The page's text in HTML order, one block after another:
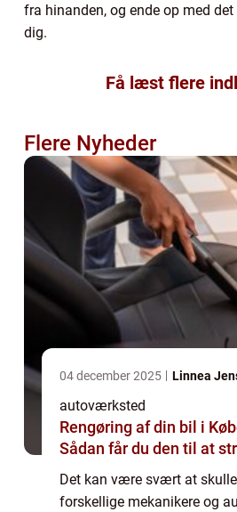
fra hinanden, og ende op med
dig.
Få læst flere
Flere Nyheder
04 december 2025 Linnea
autoværksted
Rengøring af din bil i
Sådan får du den til at
Det kan være svært at
forskellige mekanikere og